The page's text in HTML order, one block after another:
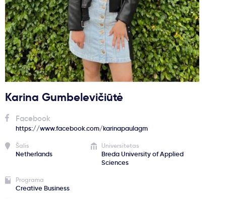
Svarbu
Paslaugos
Kodėl Kastu?
Naujienos
Karina Gumbelevičiūtė
Facebook
https://www.facebook.com/karinapaulagm
Šalis
Netherlands
Universitetas
Breda University of Applied
Sciences
Programa
Creative Business